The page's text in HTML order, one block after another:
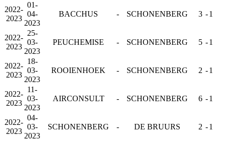
2022-
2023
01-
04-
2023
BACCHUS - SCHONENBERG 3 -1
2022-
2023
25-
03-
2023
PEUCHEMISE - SCHONENBERG 5 -1
2022-
2023
18-
03-
2023
ROOIENHOEK - SCHONENBERG 2 -1
2022-
2023
11-
03-
2023
AIRCONSULT - SCHONENBERG 6 -1
2022-
2023
04-
03-
2023
SCHONENBERG - DE BRUURS 2 -1